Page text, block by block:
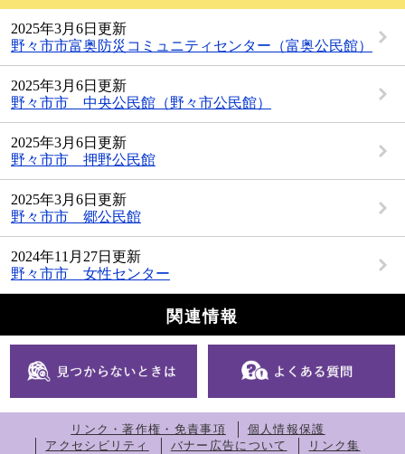
2025年3月6日更新
野々市市富奥防災コミュニティセンター（富奥公民館）
2025年3月6日更新
野々市市 中央公民館（野々市公民館）
2025年3月6日更新
野々市市 押野公民館
2025年3月6日更新
野々市市 郷公民館
2024年11月27日更新
野々市市 女性センター
関連情報
リンク・著作権・免責事項
個人情報保護
アクセシビリティ
バナー広告について リンク集